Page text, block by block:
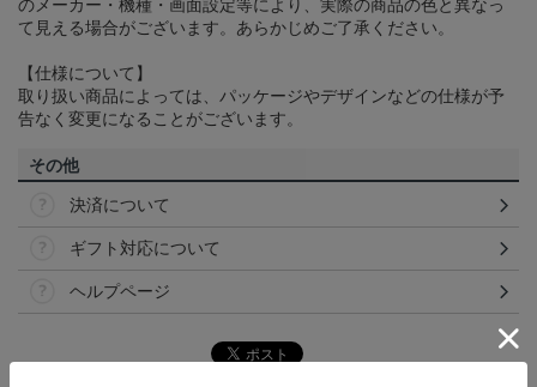
のメーカー・機種・画面設定等により、実際の商品の色と異なっ
て見える場合がございます。あらかじめご了承ください。
【仕様について】
取り扱い商品によっては、パッケージやデザインなどの仕様が予
告なく変更になることがございます。
その他
決済について
ギフト対応について
ヘルプページ